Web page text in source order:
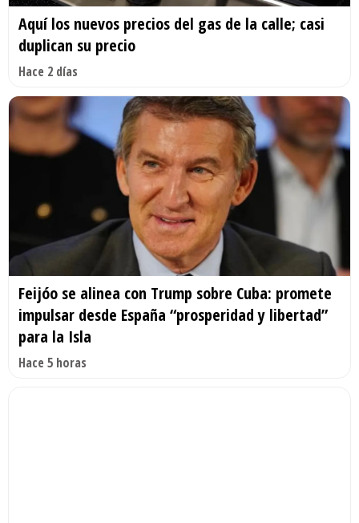
Aquí los nuevos precios del gas de la calle; casi
duplican su precio
Hace 2 días
Feijóo se alinea con Trump sobre Cuba: promete
impulsar desde España “prosperidad y libertad”
para la Isla
Hace 5 horas